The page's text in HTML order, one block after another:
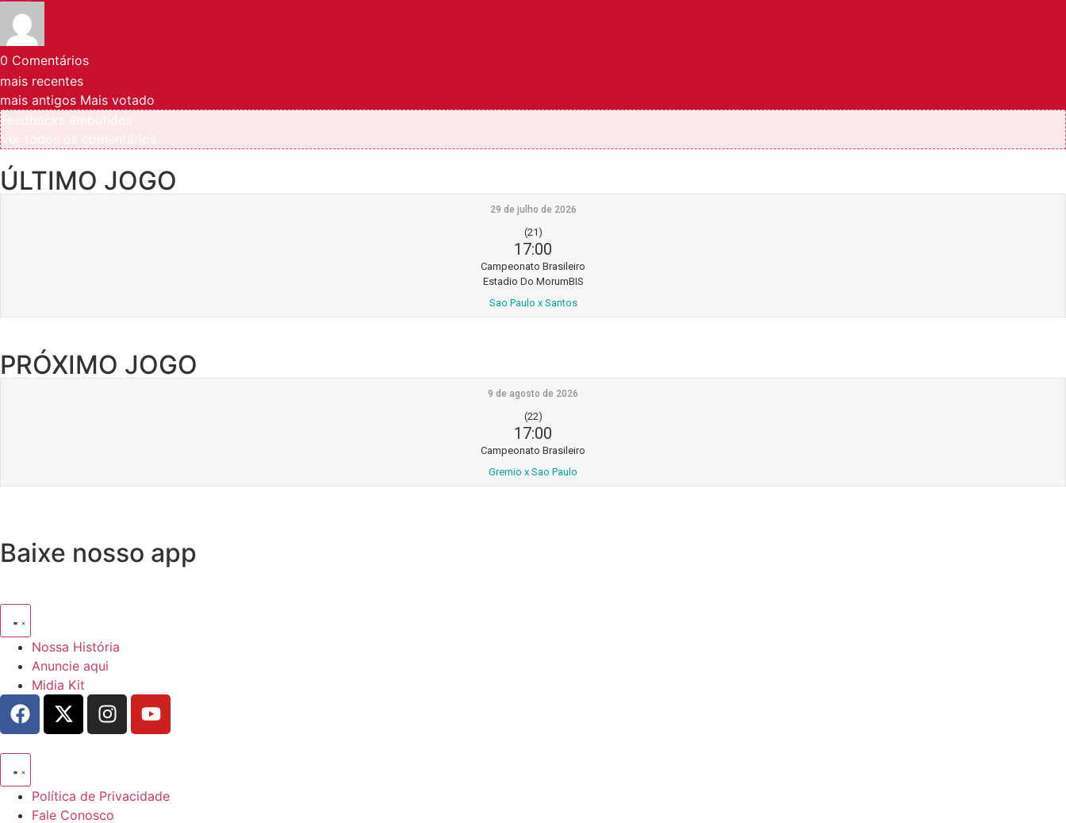
0 Comentários
mais recentes
mais antigos Mais votado
ÚLTIMO JOGO
29 de julho de 2026
(21)
17:00
Campeonato Brasileiro
Estadio Do MorumBIS
Sao Paulo x Santos
PRÓXIMO JOGO
9 de agosto de 2026
(22)
17:00
Campeonato Brasileiro
Gremio x Sao Paulo
Baixe nosso app
Nossa História
Anuncie aqui
Midia Kit
Política de Privacidade
Fale Conosco